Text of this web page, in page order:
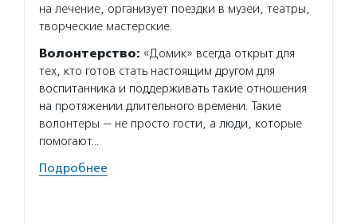
на лечение, организует поездки в музеи, театры,
творческие мастерские.
Волонтерство: «Домик» всегда открыт для
тех, кто готов стать настоящим другом для
воспитанника и поддерживать такие отношения
на протяжении длительного времени. Такие
волонтеры — не просто гости, а люди, которые
помогают…
Подробнее